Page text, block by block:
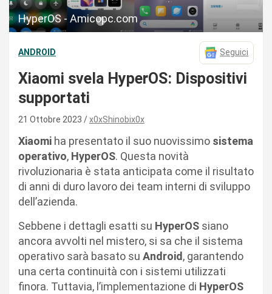
HyperOS - Amicopc.com
ANDROID Seguici
Xiaomi svela HyperOS: Dispositivi
supportati
21 Ottobre 2023 x0xShinobix0x
Xiaomi ha presentato il suo nuovissimo sistema
operativo, HyperOS. Questa novità
rivoluzionaria è stata anticipata come il risultato
di anni di duro lavoro dei team interni di sviluppo
dell’azienda.
Sebbene i dettagli esatti su HyperOS siano
ancora avvolti nel mistero, si sa che il sistema
operativo sarà basato su Android, garantendo
una certa continuità con i sistemi utilizzati
finora. Tuttavia, l’implementazione di HyperOS